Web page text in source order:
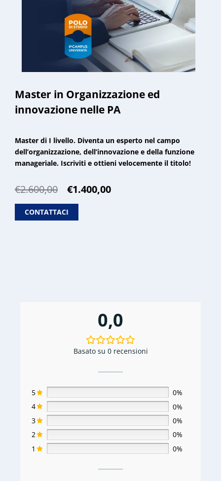
Master in Organizzazione ed
innovazione nelle PA
Master di I livello. Diventa un esperto nel campo
dell’organizzazione, dell’innovazione e della funzione
manageriale. Iscriviti e ottieni velocemente il titolo!
€2.600,00
Il
originale
era:
€1.400,00Il
CONTATTACI
0,0
Basato su 0 recensioni
5
0%
4
0%
3
0%
2
0%
1
0%